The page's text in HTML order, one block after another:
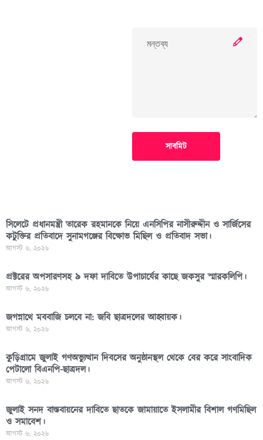
সাবমিট
সিলেটে প্রধানমন্ত্রী তারেক রহমানকে নিয়ে এনসিপির নাসীরুদ্দীন ও সার্জিসের
কটুক্তির প্রতিবাদে সুনামগঞ্জের বিক্ষোভ মিছিল ও প্রতিবাদ সভা।
আগস্ট ৬, ২০২৬
প্রক্টরের অপসারণসহ ৯ দফা দাবিতে উপাচার্যের কাছে জকসুর স্মারকলিপি।
আগস্ট ৬, ২০২৬
জগন্নাথে মববাজি চলবে না: জবি ছাত্রদলের আহ্বায়ক।
আগস্ট ৬, ২০২৬
কুড়িগ্রামে জুলাই গণঅভ্যুত্থান দিবসের অনুষ্ঠানস্থল থেকে বের করে সাংবাদিক
পেটালো বিএনপি-ছাত্রদল।
আগস্ট ৬, ২০২৬
জুলাই সনদ বাস্তবায়নের দাবিতে ছাতকে জামায়াতে ইসলামীর বিশাল গণমিছিল
ও সমাবেশ।
আগস্ট ৬, ২০২৬